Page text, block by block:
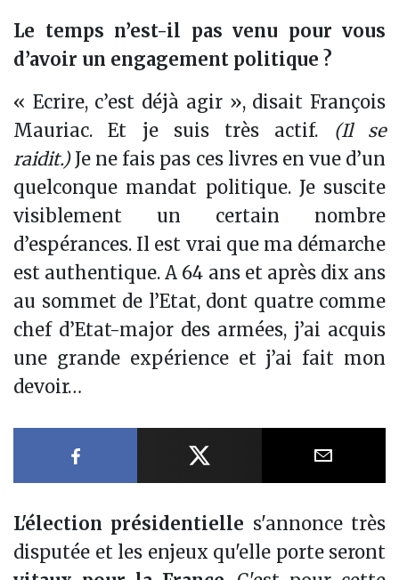
Le temps n’est-il pas venu pour vous
d’avoir un engagement politique ?
« Ecrire, c’est déjà agir », disait François
Mauriac. Et je suis très actif. (Il se
raidit.)Je ne fais pas ces livres en vue d’un
quelconque mandat politique. Je suscite
visiblement un certain nombre
d’espérances. Il est vrai que ma démarche
est authentique. A 64 ans et après dix ans
au sommet de l’Etat, dont quatre comme
chef d’Etat-major des armées, j’ai acquis
une grande expérience et j’ai fait mon
devoir…
Partager sur FacebookPartager sur X
L'élection présidentielle s'annonce très
disputée et les enjeux qu'elle porte seront